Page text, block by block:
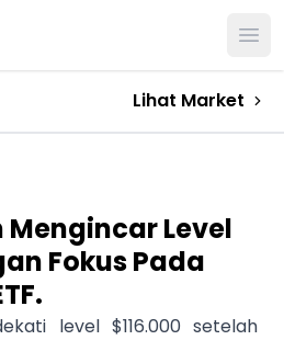
Lihat Market
Level
Fokus Pada
level $116.000 setelah